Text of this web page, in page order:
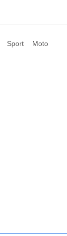
Sport Moto